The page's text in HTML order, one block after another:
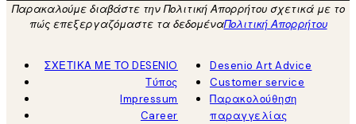
Παρακαλούμε διαβάστε την Πολιτική Απορρήτου σχετικά με το
πώς επεξεργαζόμαστε τα δεδομέναΠολιτική Απορρήτου
ΣΧΕΤΙΚΑ ΜΕ ΤΟ DESENIO
Τύπος
Impressum
Career
Desenio Art Advice
Customer service
Παρακολούθηση
παραγγελίας